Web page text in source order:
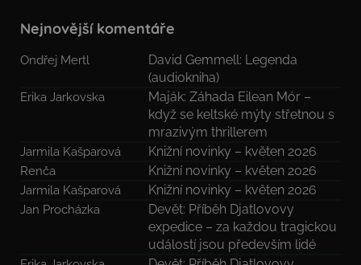
Nejnovější komentáře
Ondřej Mertl
David Gemmell: Legenda
(audiokniha)
Erika Jarkovska
Maják: Záhada Eilean Mór –
když se keltské mýty střetnou s
mrazivým thrillerem
Jarmila Kašparová Knižní novinky – květen 2026
Renča Knižní novinky – květen 2026
Jarmila Kašparová Knižní novinky – květen 2026
Jan Procházka
Devět: Příběh Djatlovovy
expedice – za každou tragickou
událostí jsou především lidé